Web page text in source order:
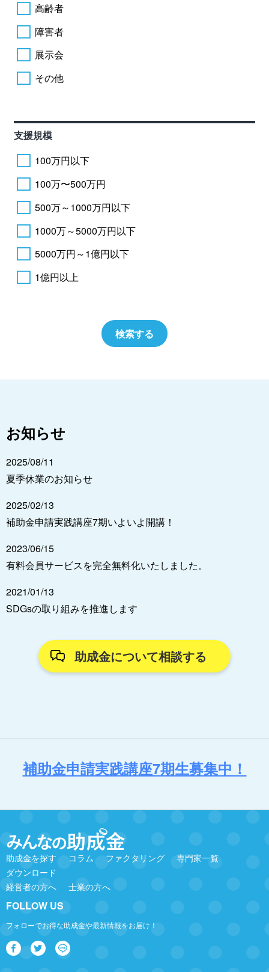
高齢者
障害者
展示会
その他
支援規模
100万円以下
100万〜500万円
500万～1000万円以下
1000万～5000万円以下
5000万円～1億円以下
1億円以上
お知らせ
2025/08/11
夏季休業のお知らせ
2025/02/13
補助金申請実践講座7期いよいよ開講！
2023/06/15
有料会員サービスを完全無料化いたしました。
2021/01/13
SDGsの取り組みを推進します
助成金について相談する
補助金申請実践講座7期生募集中！
助成金を探す コラム ファクタリング
専門家一覧
ダウンロード
経営者の方へ
士業の方へ
FOLLOW US
フォローでお得な助成金や最新情報をお届け！